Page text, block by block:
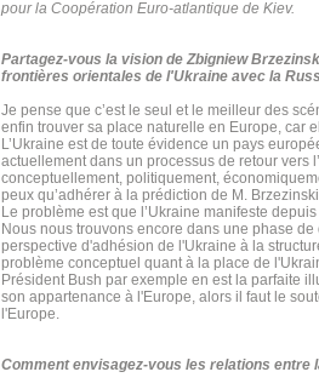
pour la Coopération Euro-atlantique de Kiev.
Partagez-vous la vision de Zbigniew
frontières orientales de l'Ukraine avec la
Je pense que c’est le seul et le meilleur des
enfin trouver sa place naturelle en Europe, car
L’Ukraine est de toute évidence un pays
actuellement dans un processus de retour vers
conceptuellement, politiquement,
peux qu’adhérer à la prédiction de M.
Le problème est que l’Ukraine manifeste
Nous nous trouvons encore dans une phase
perspective d'adhésion de l'Ukraine à la
problème conceptuel quant à la place de
Président Bush par exemple en est la parfaite
son appartenance à l'Europe, alors il faut le
l'Europe.
Comment envisagez-vous les relations entre